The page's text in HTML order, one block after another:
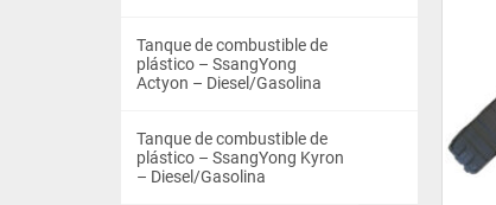
Tanque de combustible de
plástico – SsangYong
Actyon – Diesel/Gasolina
Tanque de combustible de
plástico – SsangYong Kyron
– Diesel/Gasolina